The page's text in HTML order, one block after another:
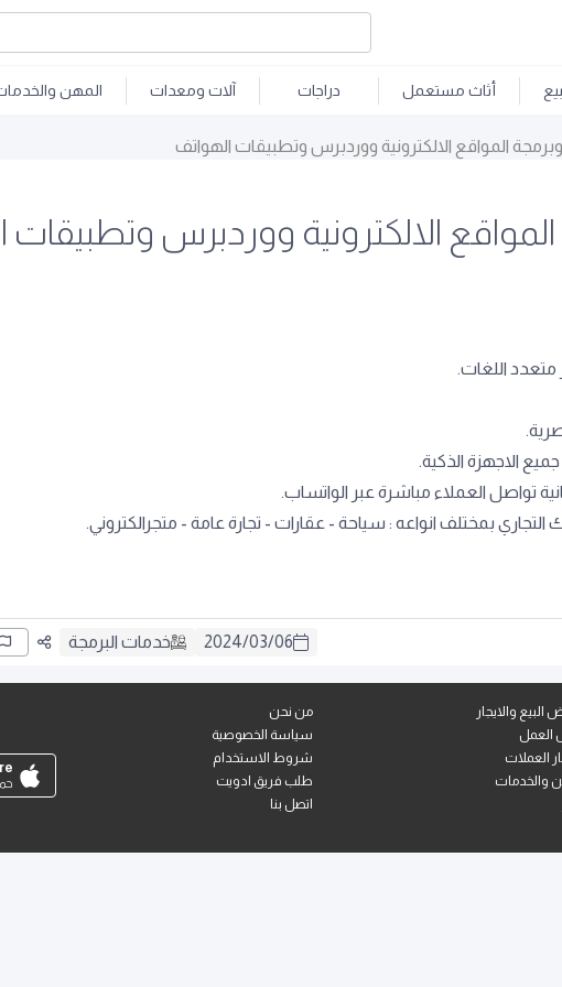
أثاث مستعمل دراجات آلات ومعدات المهن
المواقع الالكترونية ووردبرس وتطبيقات الهواتف
الالكترونية ووردبرس وتطبيقات
متعدد اللغات.
الاجهزة الذكية.
تواصل العملاء مباشرة عبر الواتساب.
بمختلف انواعه : سياحة - عقارات - تجارة عامة - متجرالكتروني.
2024/03/06 خدمات البرمجة
والايجار
العمل
العملات
والخدمات
من نحن
سياسة الخصوصية
شروط الاستخدام
طلب فريق ادويت
اتصل بنا